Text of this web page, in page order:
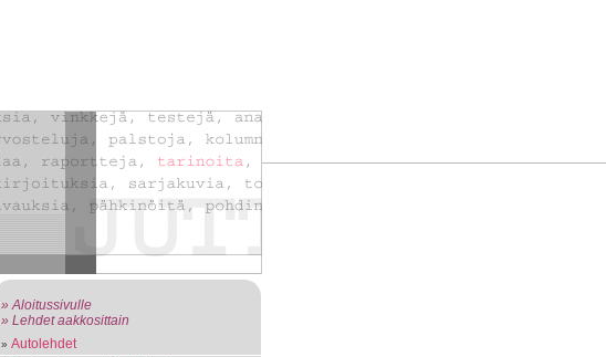
» Aloitussivulle
» Lehdet aakkosittain
Autolehdet